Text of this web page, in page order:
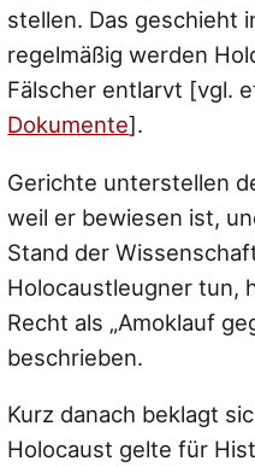
stellen. Das geschieht
regelmäßig werden
Fälscher entlarvt [vgl.
Dokumente].
Gerichte unterstellen
weil er bewiesen ist,
Stand der
Holocaustleugner tun,
Recht als „Amoklauf
beschrieben.
Kurz danach beklagt
Holocaust gelte für